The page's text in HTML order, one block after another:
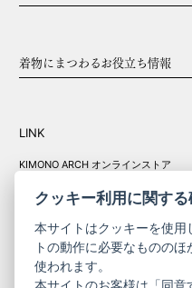
着物にまつわるお役立ち情報
LINK
KIMONO ARCH オンラインストア
クッキー利用に関す
本サイトはクッキーを使用
トの動作に必要なものの
使われます。
本サイトのお客様は「同